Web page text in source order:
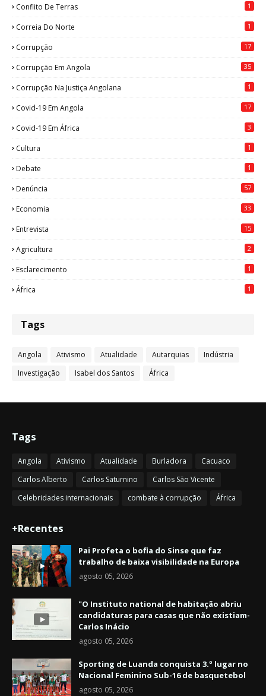
Conflito De Terras 1
Correia Do Norte 1
Corrupção 17
Corrupção Em Angola 35
Corrupção Na Justiça Angolana 1
Covid-19 Em Angola 17
Covid-19 Em África 3
Cultura 1
Debate 1
Denúncia 57
Economia 33
Entrevista 15
Agricultura 2
Esclarecimento 1
África 1
Tags
Angola Ativismo Atualidade Autarquias
Indústria
Investigação
Isabel dos Santos África
Tags
Angola Ativismo Atualidade Burladora
Cacuaco
Carlos Alberto
Carlos Saturnino
Carlos São Vicente
Celebridades internacionais
combate à corrupção África
+Recentes
Pai Profeta o bofia do Sinse que faz
trabalho de baixa visibilidade na Europa
agosto 05, 2026
"O Instituto national de habitação abriu
candidaturas para casas que não existiam-
Carlos Inácio
agosto 05, 2026
Sporting de Luanda conquista 3.º lugar no
Nacional Feminino Sub-16 de basquetebol
agosto 05, 2026